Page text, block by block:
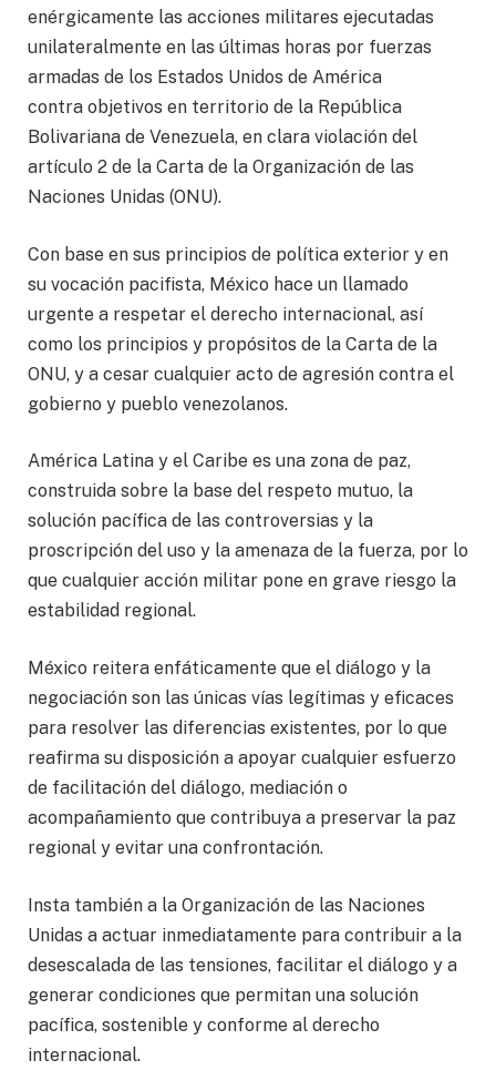
enérgicamente las acciones militares ejecutadas
unilateralmente en las últimas horas por fuerzas
armadas de los Estados Unidos de América
contra objetivos en territorio de la República
Bolivariana de Venezuela, en clara violación del
artículo 2 de la Carta de la Organización de las
Naciones Unidas (ONU).
Con base en sus principios de política exterior y en
su vocación pacifista, México hace un llamado
urgente a respetar el derecho internacional, así
como los principios y propósitos de la Carta de la
ONU, y a cesar cualquier acto de agresión contra el
gobierno y pueblo venezolanos.
América Latina y el Caribe es una zona de paz,
construida sobre la base del respeto mutuo, la
solución pacífica de las controversias y la
proscripción del uso y la amenaza de la fuerza, por lo
que cualquier acción militar pone en grave riesgo la
estabilidad regional.
México reitera enfáticamente que el diálogo y la
negociación son las únicas vías legítimas y eficaces
para resolver las diferencias existentes, por lo que
reafirma su disposición a apoyar cualquier esfuerzo
de facilitación del diálogo, mediación o
acompañamiento que contribuya a preservar la paz
regional y evitar una confrontación.
Insta también a la Organización de las Naciones
Unidas a actuar inmediatamente para contribuir a la
desescalada de las tensiones, facilitar el diálogo y a
generar condiciones que permitan una solución
pacífica, sostenible y conforme al derecho
internacional.